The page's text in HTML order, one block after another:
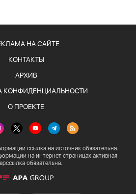
НА САЙТЕ
КОНТАКТЫ
АРХИВ
КОНФИДЕНЦИАЛЬНОСТИ
О ПРОЕКТЕ
ссылка на источник обязательна.
на интернет страницах активная
обязательна.